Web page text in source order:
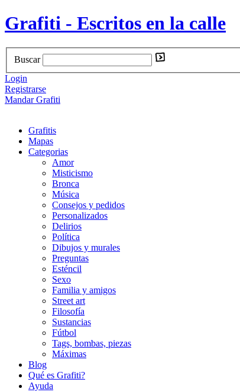
Grafiti - Escritos en la calle
Buscar
Login
Registrarse
Mandar Grafiti
Grafitis
Mapas
Categorias
Amor
Misticismo
Bronca
Música
Consejos y pedidos
Personalizados
Delirios
Política
Dibujos y murales
Preguntas
Esténcil
Sexo
Familia y amigos
Street art
Filosofía
Sustancias
Fútbol
Tags, bombas, piezas
Máximas
Blog
Qué es Grafiti?
Ayuda